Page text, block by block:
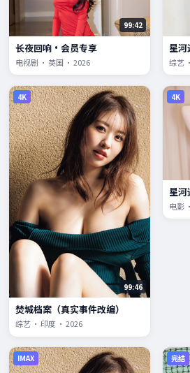
99:42
长夜回响·会员专享
电视剧 · 英国 · 2026
星河
综艺
4K
99:46
焚城档案（真实事件改编）
综艺 · 印度 · 2026
4K
星河
电影
IMAX 完结